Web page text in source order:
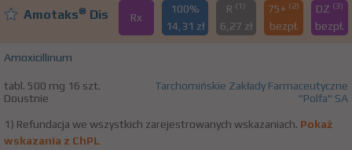
Amotaks® Dis Rx
100%
14,31 zł
R (1)
6,27 zł
75+ (2)
bezpł.
DZ (3)
bezpł.
Amoxicillinum
tabl. 500 mg 16 szt.
Doustnie
Tarchomińskie Zakłady Farmaceutyczne
"Polfa" SA
1) Refundacja we wszystkich zarejestrowanych wskazaniach. Pokaż
wskazania z ChPL